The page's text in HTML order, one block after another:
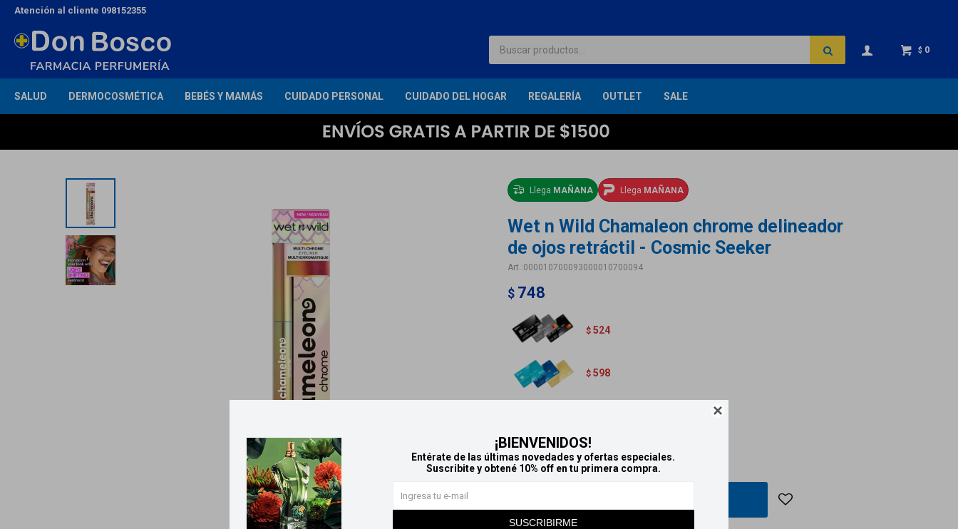

¡BIENVENIDOS!
Entérate de las últimas novedades y ofertas especiales.
Suscribite y obtené 10% off en tu primera compra.
SUSCRIBIRME
SALUD DERMOCOSMÉTICA BEBÉS Y MAMÁS CUIDADO PERSONAL CUIDADO DEL HOGAR REGALERÍA OUTLET SALE
$ 0
Atención al cliente 098152355
Llega MAÑANA Llega MAÑANA
Wet n Wild Chamaleon chrome delineador
de ojos retráctil - Cosmic Seeker
000010700093000010700094
$ 748
$ 524
$ 598